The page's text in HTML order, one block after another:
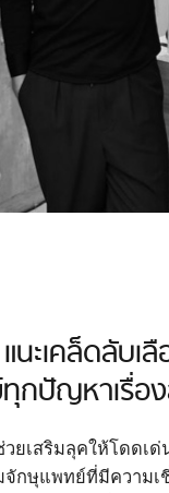
นะเคล็ดลับเ
กปัญหาเรื่อ
ยเสริมลุคให้โดด
ษุแพทย์ที่มีความเ